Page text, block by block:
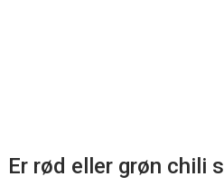
Er rød eller grøn chili